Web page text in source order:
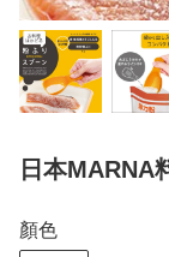
日本MARNA
顏色